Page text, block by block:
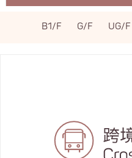
关于裕民坊
B1/F G/F UG/F